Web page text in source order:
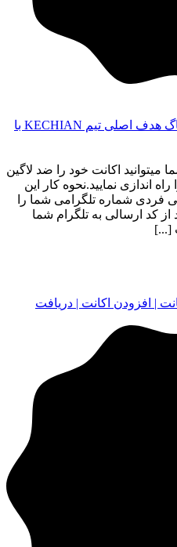
مبارزه با باگ هدف اصلی تیم KECHIAN با
اکانت خود را ضد لاگین
اندازی نمایید.نحوه کار این
شماره تلگرامی شما را
از کد ارسالی به تلگرام شما
[...]